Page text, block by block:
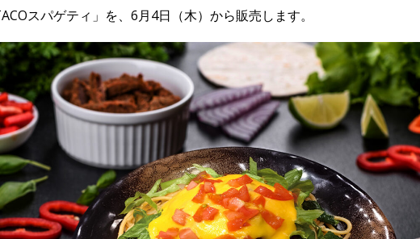
スパゲティ」を、6月4日（木）から販売します。